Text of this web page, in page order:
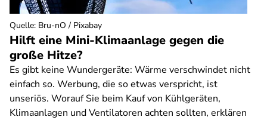
Hilft eine Mini-Klimaanlage gegen die
große Hitze?
Es gibt keine Wundergeräte: Wärme verschwindet nicht
einfach so. Werbung, die so etwas verspricht, ist
unseriös. Worauf Sie beim Kauf von Kühlgeräten,
Klimaanlagen und Ventilatoren achten sollten, erklären
Quelle: Bru-nO / Pixabay